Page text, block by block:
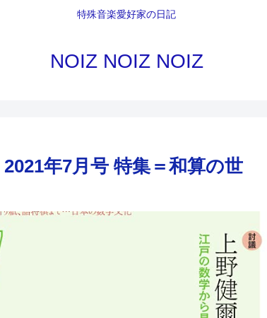
特殊音楽愛好家の日記
NOIZ NOIZ NOIZ
年7月号 特集＝和算の世